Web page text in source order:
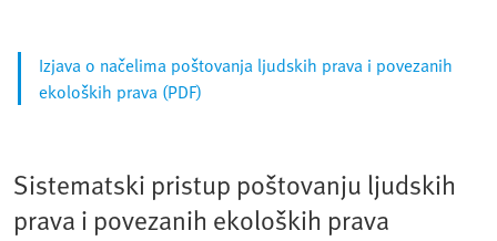
Izjava o načelima poštovanja ljudskih prava i povezanih
ekoloških prava (PDF)
Sistematski pristup poštovanju ljudskih
prava i povezanih ekoloških prava